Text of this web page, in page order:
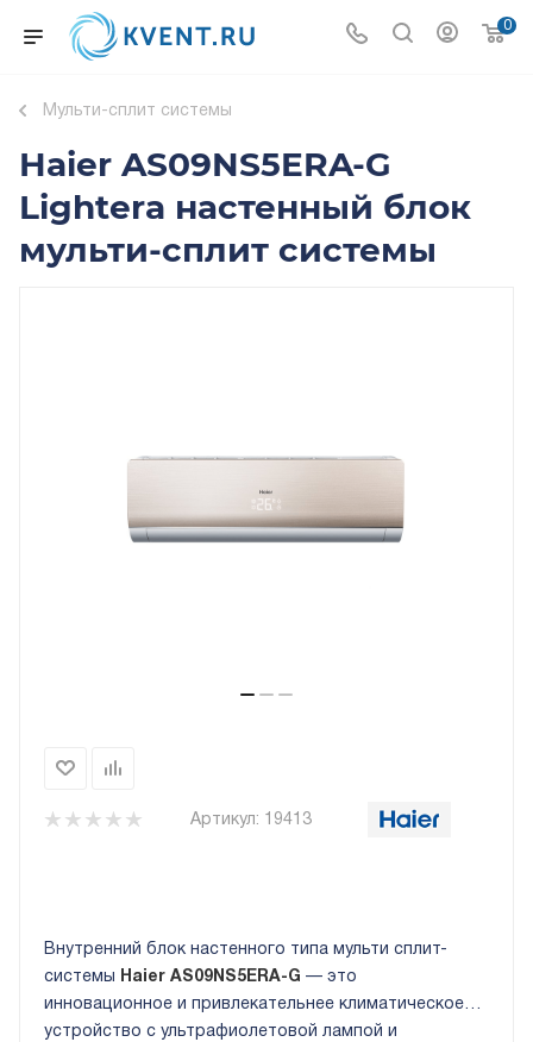
0
Мульти-сплит системы
Haier AS09NS5ERA-G
Lightera настенный блок
мульти-сплит системы
Артикул: 19413
Внутренний блок настенного типа мульти сплит-
системы
Haier AS09NS5ERA-G — это
инновационное и привлекательнее климатическое
устройство с ультрафиолетовой лампой и